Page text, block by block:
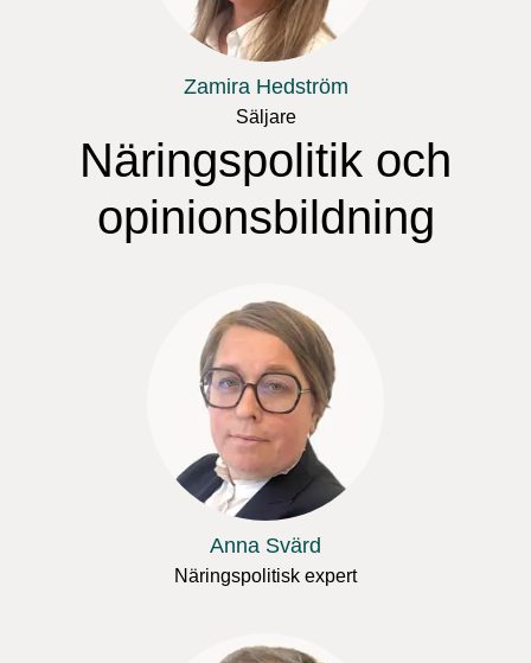
Zamira Hedström
Säljare
Näringspolitik och
opinionsbildning
Anna Svärd
Näringspolitisk expert